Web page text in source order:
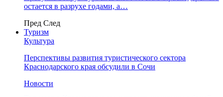
остается в разрухе годами, а…
Пред След
Туризм
Культура
Перспективы развития туристического сектора
Краснодарского края обсудили в Сочи
Новости